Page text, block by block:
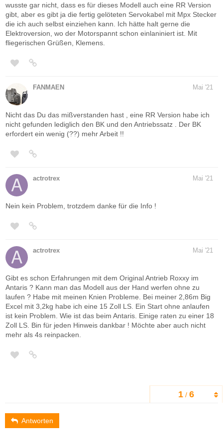
1 / 6
wusste gar nicht, dass es für dieses Modell auch eine RR Version
gibt, aber es gibt ja die fertig gelöteten Servokabel mit Mpx Stecker
die ich auch selbst einziehen kann. Ich hätte halt gerne die
Elektroversion, wo der Motorspannt schon einlaniniert ist. Mit
fliegerischen Grüßen, Klemens.
FANMAEN Mai '21
Nicht das Du das mißverstanden hast , eine RR Version habe ich
nicht gefunden lediglich den BK und den Antriebssatz . Der BK
erfordert ein wenig (??) mehr Arbeit !!
actrotrex Mai '21
Nein kein Problem, trotzdem danke für die Info !
actrotrex Mai '21
Gibt es schon Erfahrungen mit dem Original Antrieb Roxxy im
Antaris ? Kann man das Modell aus der Hand werfen ohne zu
laufen ? Habe mit meinen Knien Probleme. Bei meiner 2,86m Big
Excel mit 3,2kg habe ich eine 15 Zoll LS. Ein Start ohne anlaufen
ist kein Problem. Wie ist das beim Antaris. Einige raten zu einer 18
Zoll LS. Bin für jeden Hinweis dankbar ! Möchte aber auch nicht
mehr als 4s reinpacken.
Antworten